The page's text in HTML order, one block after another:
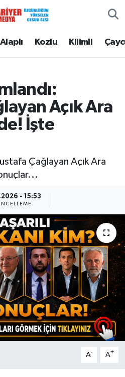
Alaplı Kozlu Kilimli
Açık Ara
İşte
Çağlayan Açık Ara
- 15:53
A- A+
Eczaneler
Vakitleri
Haritası